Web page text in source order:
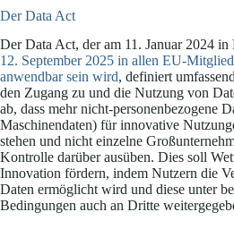
Der Data Act
Der Data Act, der am 11. Januar 2024
12. September 2025 in allen EU-
anwendbar sein wird, definiert
den Zugang zu und die Nutzung von
ab, dass mehr nicht-personenbezogene
Maschinendaten) für innovative
stehen und nicht einzelne
Kontrolle darüber ausüben. Dies soll
Innovation fördern, indem Nutzern die
Daten ermöglicht wird und diese unter
Bedingungen auch an Dritte